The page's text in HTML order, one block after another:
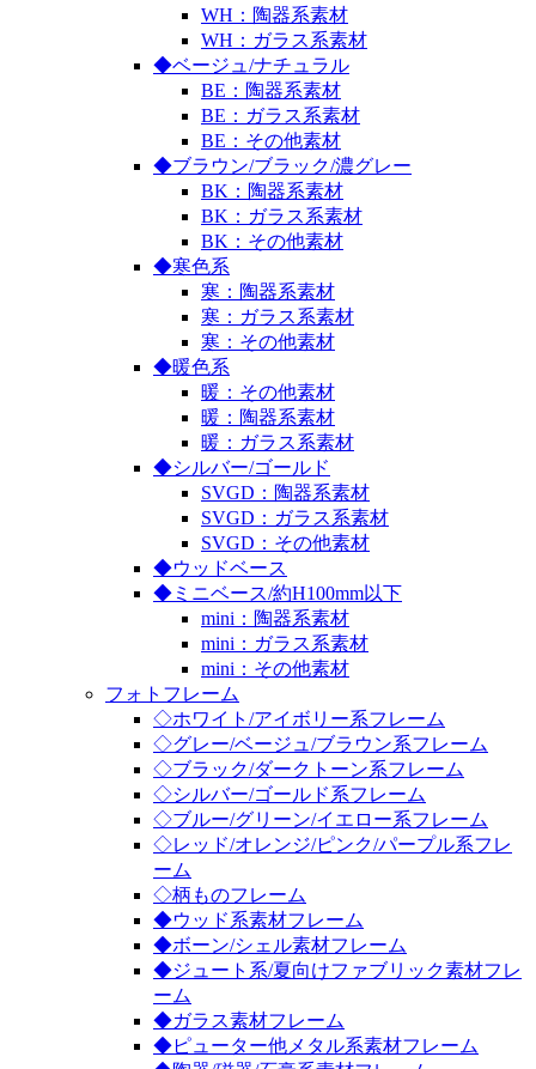
WH：陶器系素材
WH：ガラス系素材
◆ベージュ/ナチュラル
BE：陶器系素材
BE：ガラス系素材
BE：その他素材
◆ブラウン/ブラック/濃グレー
BK：陶器系素材
BK：ガラス系素材
BK：その他素材
◆寒色系
寒：陶器系素材
寒：ガラス系素材
寒：その他素材
◆暖色系
暖：その他素材
暖：陶器系素材
暖：ガラス系素材
◆シルバー/ゴールド
SVGD：陶器系素材
SVGD：ガラス系素材
SVGD：その他素材
◆ウッドベース
◆ミニベース/約H100mm以下
mini：陶器系素材
mini：ガラス系素材
mini：その他素材
フォトフレーム
◇ホワイト/アイボリー系フレーム
◇グレー/ベージュ/ブラウン系フレーム
◇ブラック/ダークトーン系フレーム
◇シルバー/ゴールド系フレーム
◇ブルー/グリーン/イエロー系フレーム
◇レッド/オレンジ/ピンク/パープル系フレ
ーム
◇柄ものフレーム
◆ウッド系素材フレーム
◆ボーン/シェル素材フレーム
◆ジュート系/夏向けファブリック素材フレ
ーム
◆ガラス素材フレーム
◆ピューター他メタル系素材フレーム